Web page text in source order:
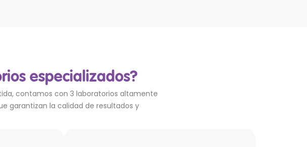
especializados?
contamos con 3 laboratorios altamente
garantizan la calidad de resultados y